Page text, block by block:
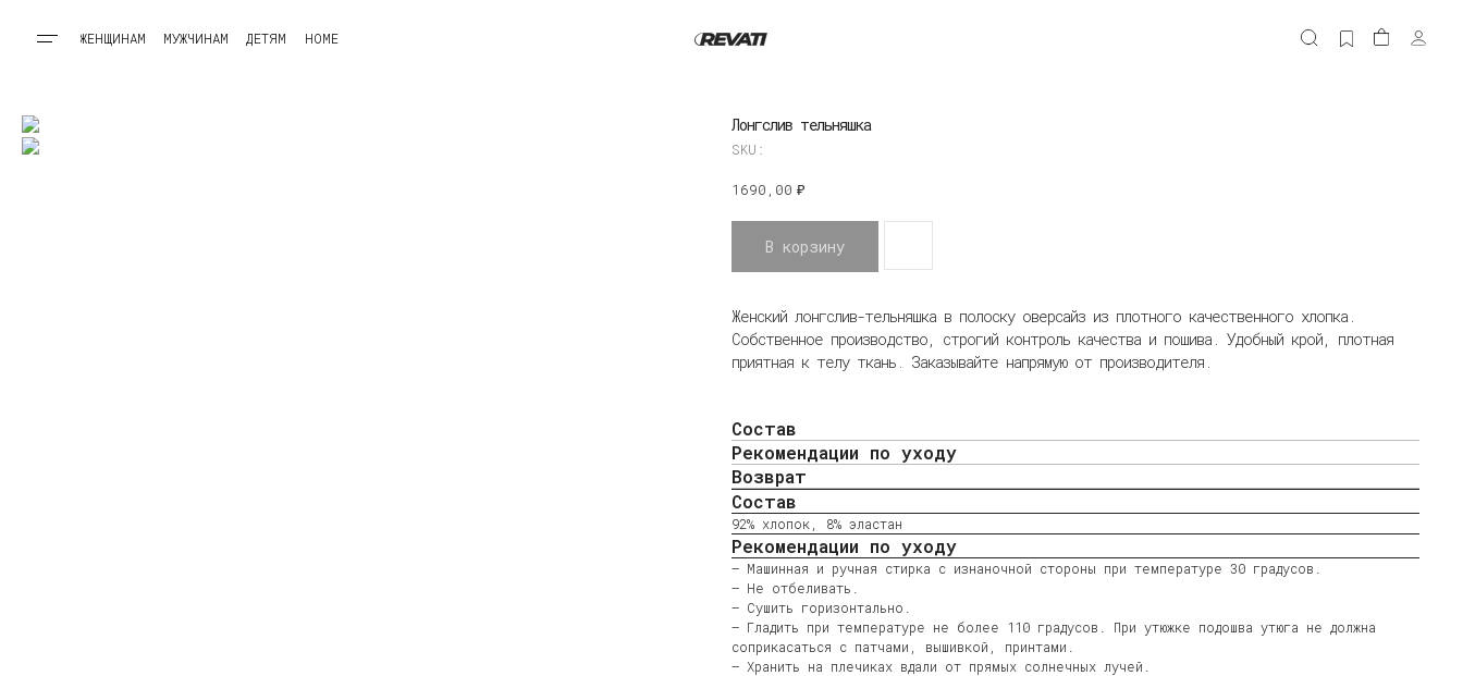
ЖЕНЩИНАМ МУЖЧИНАМ ДЕТЯМ HOME
Лонгслив тельняшка
SKU:
1690,00 ₽
В корзину
Женский лонгслив-тельняшка в полоску оверсайз из плотного качественного хлопка.
Собственное производство, строгий контроль качества и пошива. Удобный крой, плотная
приятная к телу ткань. Заказывайте напрямую от производителя.
Состав
Рекомендации по уходу
Возврат
Состав
92% хлопок, 8% эластан
Рекомендации по уходу
— Машинная и ручная стирка с изнаночной стороны при температуре 30 градусов.
— Не отбеливать.
— Сушить горизонтально.
— Гладить при температуре не более 110 градусов. При утюжке подошва утюга не должна
соприкасаться с патчами, вышивкой, принтами.
— Хранить на плечиках вдали от прямых солнечных лучей.